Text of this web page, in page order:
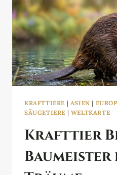
KRAFTTIERE | ASIEN |
SÄUGETIERE | WELTKARTE
Krafttier
Baumeister